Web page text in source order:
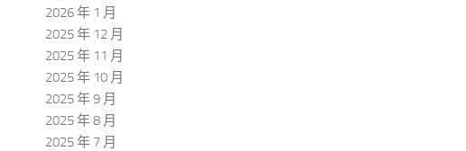
2026 年 1 月
2025 年 12 月
2025 年 11 月
2025 年 10 月
2025 年 9 月
2025 年 8 月
2025 年 7 月